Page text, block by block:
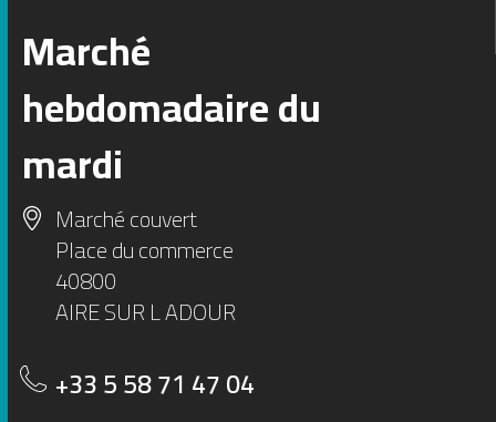
Marché
hebdomadaire du
mardi
Marché couvert
Place du commerce
40800
AIRE SUR L ADOUR
+33 5 58 71 47 04